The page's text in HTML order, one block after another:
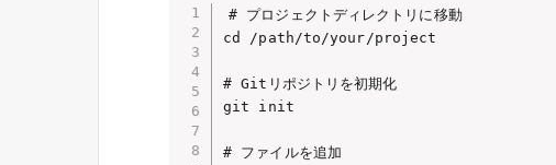
# プロジェクトディレクトリに移動
cd /path/to/your/project
# Gitリポジトリを初期化
git init
# ファイルを追加